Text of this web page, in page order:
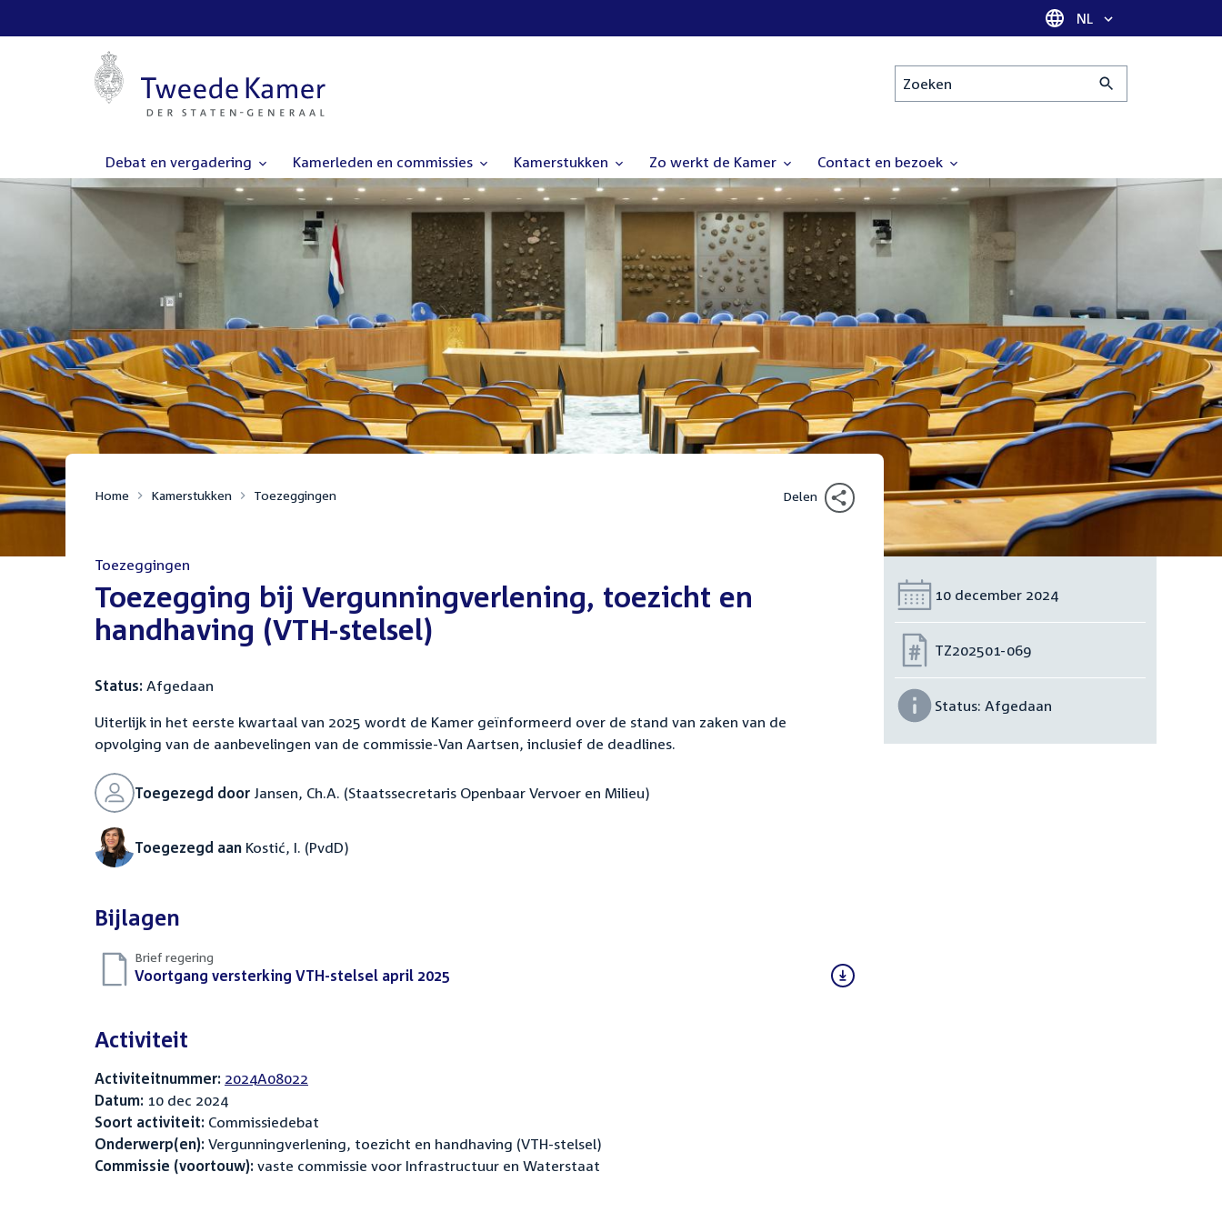
Taal selectie
NL
Zoeken
Debat en vergadering Kamerleden en commissies Kamerstukken Zo werkt de Kamer Contact en bezoek
Home Kamerstukken Toezeggingen Delen
Toezeggingen
:Toezegging bij Vergunningverlening, toezicht en
handhaving (VTH-stelsel)
Status: Afgedaan
Uiterlijk in het eerste kwartaal van 2025 wordt de Kamer geïnformeerd over de stand van zaken van de
opvolging van de aanbevelingen van de commissie-Van Aartsen, inclusief de deadlines.
Toegezegd door Jansen, Ch.A. (Staatssecretaris Openbaar Vervoer en Milieu)
Toegezegd aan Kostić, I. (PvdD)
Bijlagen
Brief regering
Download
Voortgang versterking VTH-stelsel april 2025
Activiteit
Activiteitnummer: 2024A08022
Datum: 10 dec 2024
Soort activiteit: Commissiedebat
Onderwerp(en): Vergunningverlening, toezicht en handhaving (VTH-stelsel)
Commissie (voortouw): vaste commissie voor Infrastructuur en Waterstaat
Datum:
10 december 2024
Nummer:
TZ202501-069
Status: Afgedaan